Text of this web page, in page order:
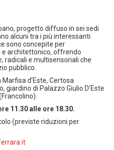
Informagiovani
progetto diffuso in sei sedi
alcuni tra i più interessanti
sono concepite per
architettonico, offrendo
radicali e multisensoriali che
pubblico.
d’Este, Certosa
giardino di Palazzo Giulio D’Este
11.30 alle ore 18.30.
(previste riduzioni per